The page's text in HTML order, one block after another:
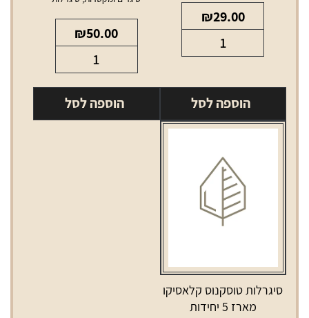
₪29.00
של
הוספה לסל
₪50.00
של
סיגרלות
פרטגס
הוספה לסל
סיגרלות טוסקנוס קלאסיקו
מארז 5 יחידות